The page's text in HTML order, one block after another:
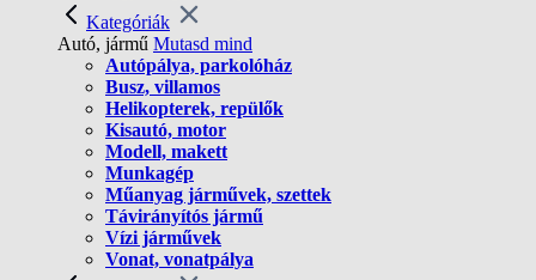
Kategóriák
Autó, jármű Mutasd mind
Autópálya, parkolóház
Busz, villamos
Helikopterek, repülők
Kisautó, motor
Modell, makett
Munkagép
Műanyag járművek, szettek
Távirányítós jármű
Vízi járművek
Vonat, vonatpálya